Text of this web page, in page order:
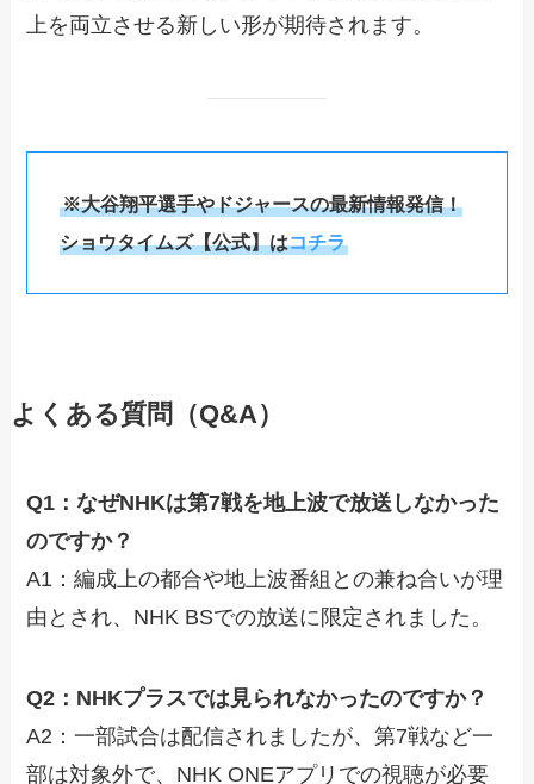
上を両立させる新しい形が期待されます。
※大谷翔平選手やドジャースの最新情報発信！
ショウタイムズ【公式】はコチラ
よくある質問（Q&A）
Q1：なぜNHKは第7戦を地上波で放送しなかった
のですか？
A1：編成上の都合や地上波番組との兼ね合いが理
由とされ、NHK BSでの放送に限定されました。
Q2：NHKプラスでは見られなかったのですか？
A2：一部試合は配信されましたが、第7戦など一
部は対象外で、NHK ONEアプリでの視聴が必要